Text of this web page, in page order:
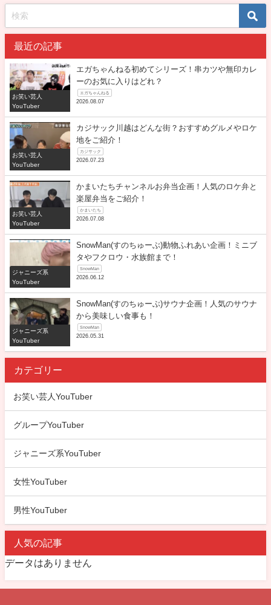
最近の記事
お笑い芸人
YouTuber
エガちゃんねる初めてシリーズ！串カツや無印カレ
ーのお気に入りはどれ？
エガちゃんねる
2026.08.07
お笑い芸人
YouTuber
カジサック川越はどんな街？おすすめグルメやロケ
地をご紹介！
カジサック
2026.07.23
お笑い芸人
YouTuber
かまいたちチャンネルお弁当企画！人気のロケ弁と
楽屋弁当をご紹介！
かまいたち
2026.07.08
ジャニーズ系
YouTuber
SnowMan(すのちゅーぶ)動物ふれあい企画！ミニブ
タやフクロウ・水族館まで！
SnowMan
2026.06.12
ジャニーズ系
YouTuber
SnowMan(すのちゅーぶ)サウナ企画！人気のサウナ
から美味しい食事も！
SnowMan
2026.05.31
カテゴリー
お笑い芸人YouTuber
グループYouTuber
ジャニーズ系YouTuber
女性YouTuber
男性YouTuber
人気の記事
データはありません